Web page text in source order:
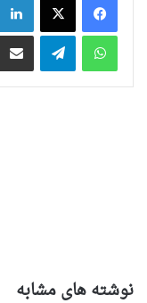
واتس آپ
تلگرام
نوشته های مشابه